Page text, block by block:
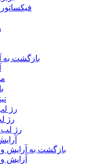
بازگشت به
رژ
رژ
رژ لب
بازگشت به آرایش و
آرایش